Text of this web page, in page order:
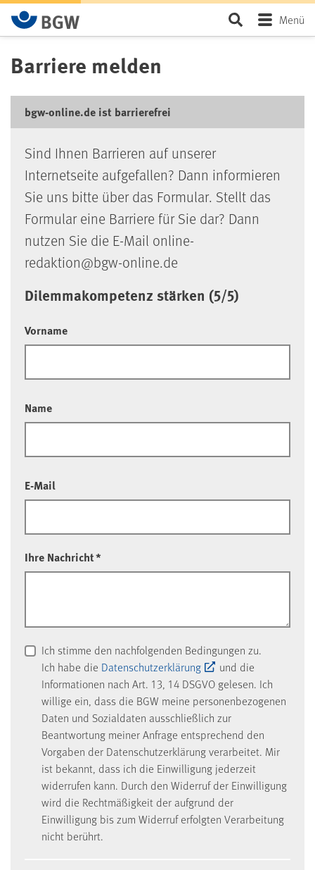
Zum Hauptinhalt springen SeiteMenü
Barriere melden
bgw-online.de ist barrierefrei
Sind Ihnen Barrieren auf unserer
Internetseite aufgefallen? Dann informieren
Sie uns bitte über das Formular. Stellt das
Formular eine Barriere für Sie dar? Dann
nutzen Sie die E-Mail online-
redaktion@bgw-online.de
Dilemmakompetenz stärken (5/5)
Vorname
Name
E-Mail
Ihre Nachricht*
Ich stimme den nachfolgenden Bedingungen zu.
Ich habe die Datenschutzerklärung
und die
Informationen nach Art. 13, 14 DSGVO gelesen. Ich
willige ein, dass die BGW meine personenbezogenen
Daten und Sozialdaten ausschließlich zur
Beantwortung meiner Anfrage entsprechend den
Vorgaben der Datenschutzerklärung verarbeitet. Mir
ist bekannt, dass ich die Einwilligung jederzeit
widerrufen kann. Durch den Widerruf der Einwilligung
wird die Rechtmäßigkeit der aufgrund der
Einwilligung bis zum Widerruf erfolgten Verarbeitung
nicht berührt.